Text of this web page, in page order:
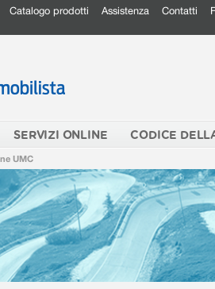
Catalogo prodotti Assistenza Contatti
SERVIZI ONLINE CODICE
UMC